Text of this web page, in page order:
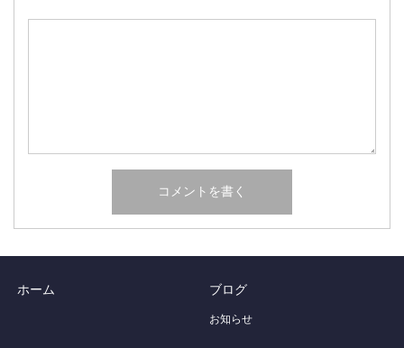
ホーム ブログ
お知らせ